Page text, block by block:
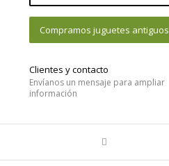
Compramos juguetes antiguos
Clientes y contacto
Envíanos un mensaje para ampliar
información